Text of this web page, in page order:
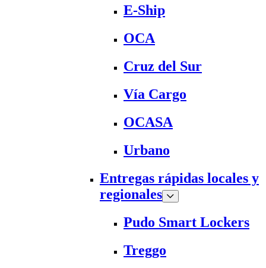
E-Ship
OCA
Cruz del Sur
Vía Cargo
OCASA
Urbano
Entregas rápidas locales y
regionales
Pudo Smart Lockers
Treggo